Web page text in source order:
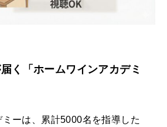
く「ホームワインアカデミ
ーは、累計5000名を指導した